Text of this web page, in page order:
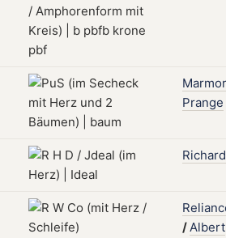
Prange
Richard
/Albert